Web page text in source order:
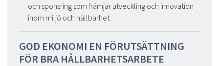
och sponsring som främjar utveckling och innovation
inom miljö och hållbarhet.
GOD EKONOMI EN FÖRUTSÄTTNING
FÖR BRA HÅLLBARHETSARBETE